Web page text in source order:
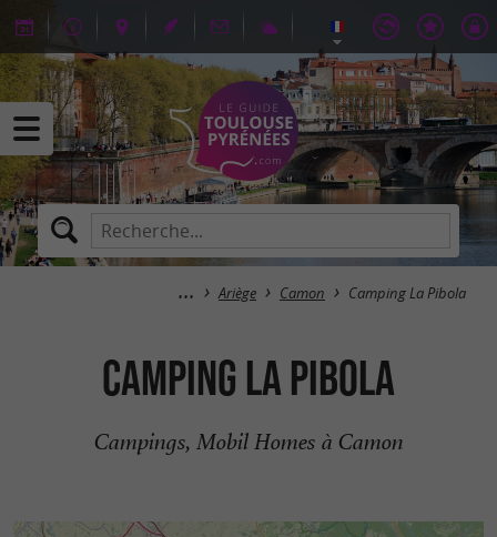
Ariège Camon Camping La Pibola
Camping La Pibola
Campings, Mobil Homes à Camon